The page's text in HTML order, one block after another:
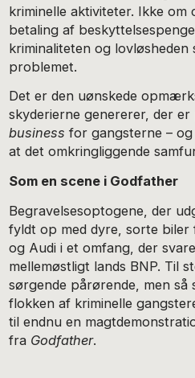
kriminelle aktiviteter. Ikke
betaling af
kriminaliteten og lovløsheden
problemet.
Det er den uønskede
skyderierne genererer, der
businessfor gangsterne –
at det omkringliggende
Som en scene i Godfather
Begravelsesoptogene, der
fyldt op med dyre, sorte biler
og Audi i et omfang, der
mellemøstligt lands BNP. Til
sørgende pårørende, men så
flokken af kriminelle
til endnu en
fra Godfather.